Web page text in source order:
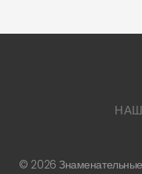
© 2026